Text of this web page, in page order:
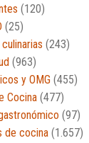
(120)
(25)
(243)
(963)
y OMG (455)
Cocina (477)
(97)
de cocina (1.657)